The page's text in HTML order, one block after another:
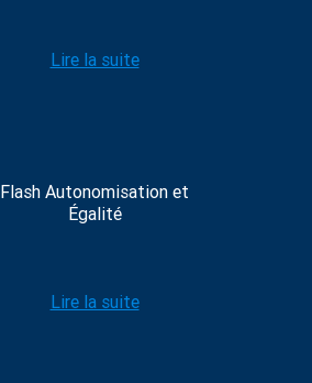
Lire la suite
Flash Autonomisation et
Égalité
Lire la suite